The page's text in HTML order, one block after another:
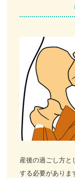
冷え性改善
特殊電気施術
訪問鍼灸
ニュース＆ブ
お客様の声
お問い合わせ
産後の過ごし方と
する必要がありま